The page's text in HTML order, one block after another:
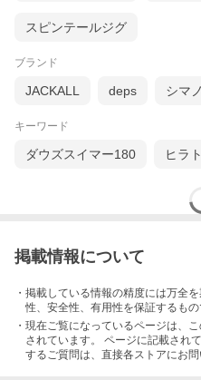
スピンテールジグ
ブランド
JACKALL deps シマノ
キーワード
ダウズスイマー180 ヒラ
掲載情報について
・掲載している情報の精度には万全
性、安全性、有用性を保証するもの
・現在ご覧になっているページは、
されています。 ページに記載され
するご質問は、直接各ストアにお問